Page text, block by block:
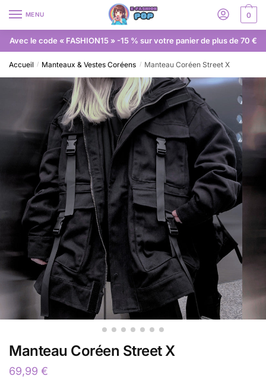
MENU 0
Avec le code « FASHION15 » -15 % sur votre panier de plus de 70 €
Accueil / Manteaux & Vestes Coréens / Manteau Coréen Street X
Manteau Coréen Street X
69,99 €